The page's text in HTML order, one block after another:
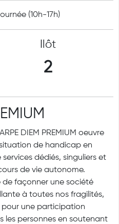
DIEM PREMIUM oeuvre
de handicap en
dédiés, singuliers et
de vie autonome.
façonner une société
à toutes nos fragilités,
pour une participation
les personnes en soutenant
(10h-17h)
Ilôt
2